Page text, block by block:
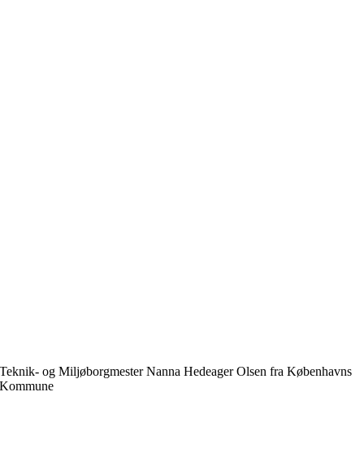
Teknik- og Miljøborgmester Nanna Hedeager Olsen fra Københavns
Kommune